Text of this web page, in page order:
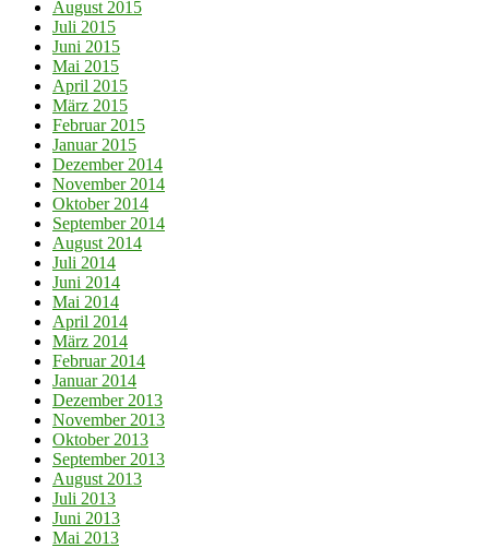
August 2015
Juli 2015
Juni 2015
Mai 2015
April 2015
März 2015
Februar 2015
Januar 2015
Dezember 2014
November 2014
Oktober 2014
September 2014
August 2014
Juli 2014
Juni 2014
Mai 2014
April 2014
März 2014
Februar 2014
Januar 2014
Dezember 2013
November 2013
Oktober 2013
September 2013
August 2013
Juli 2013
Juni 2013
Mai 2013